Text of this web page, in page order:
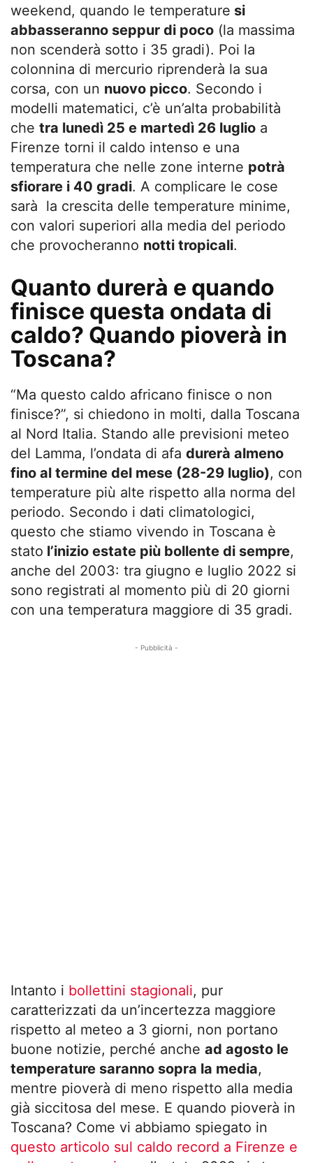
weekend, quando le temperature si
abbasseranno seppur di poco (la massima
non scenderà sotto i 35 gradi). Poi la
colonnina di mercurio riprenderà la sua
corsa, con un nuovo picco. Secondo i
modelli matematici, c’è un’alta probabilità
che tra lunedì 25 e martedì 26 luglio a
Firenze torni il caldo intenso e una
temperatura che nelle zone interne potrà
sfiorare i 40 gradi. A complicare le cose
sarà la crescita delle temperature minime,
con valori superiori alla media del periodo
che provocheranno notti tropicali.
Quanto durerà e quando
finisce questa ondata di
caldo? Quando pioverà in
Toscana?
“Ma questo caldo africano finisce o non
finisce?”, si chiedono in molti, dalla Toscana
al Nord Italia. Stando alle previsioni meteo
del Lamma, l’ondata di afa durerà almeno
fino al termine del mese (28-29 luglio), con
temperature più alte rispetto alla norma del
periodo. Secondo i dati climatologici,
questo che stiamo vivendo in Toscana è
stato l’inizio estate più bollente di sempre,
anche del 2003: tra giugno e luglio 2022 si
sono registrati al momento più di 20 giorni
con una temperatura maggiore di 35 gradi.
- Pubblicità -
Intanto i bollettini stagionali, pur
caratterizzati da un’incertezza maggiore
rispetto al meteo a 3 giorni, non portano
buone notizie, perché anche ad agosto le
temperature saranno sopra la media,
mentre pioverà di meno rispetto alla media
già siccitosa del mese. E quando pioverà in
Toscana? Come vi abbiamo spiegato in
questo articolo sul caldo record a Firenze e